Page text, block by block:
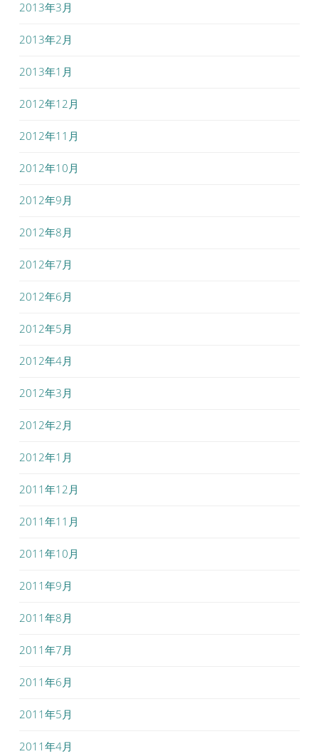
2013年3月
2013年2月
2013年1月
2012年12月
2012年11月
2012年10月
2012年9月
2012年8月
2012年7月
2012年6月
2012年5月
2012年4月
2012年3月
2012年2月
2012年1月
2011年12月
2011年11月
2011年10月
2011年9月
2011年8月
2011年7月
2011年6月
2011年5月
2011年4月